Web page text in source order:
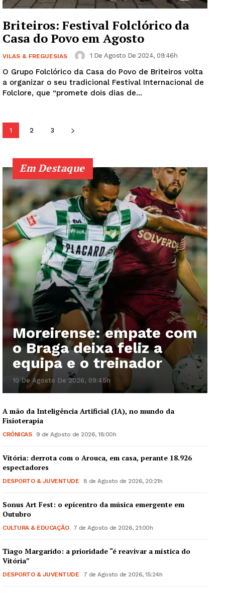
Institucional
Artigos
Edição Digital
Grande Entrevista
Publicidade
Briteiros: Festival Folclórico da
Casa do Povo em Agosto
VILAS & FREGUESIAS 1 De Agosto De 2024, 09:46h
O Grupo Folclórico da Casa do Povo de Briteiros volta
a organizar o seu tradicional Festival Internacional de
Folclore, que “promete dois dias de...
1 2 3
Em Destaque
Moreirense: empate com
o Braga deixa feliz a
equipa e o treinador
10 De Agosto De 2026, 09:45h
A mão da Inteligência Artificial (IA), no mundo da
Fisioterapia
CRÓNICAS 9 de Agosto de 2026, 18:00h
Vitória: derrota com o Arouca, em casa, perante 18.926
espectadores
DESPORTO & JUVENTUDE 8 de Agosto de 2026, 20:21h
Sonus Art Fest: o epicentro da música emergente em
Outubro
CULTURA & EDUCAÇÃO 7 de Agosto de 2026, 21:00h
Tiago Margarido: a prioridade “é reavivar a mística do
Vitória”
DESPORTO & JUVENTUDE 7 de Agosto de 2026, 15:24h